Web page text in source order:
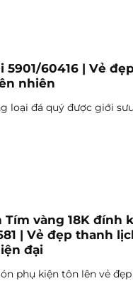
5901/60416 | Vẻ
nhiên
loại đá quý được giới
Tím vàng 18K đính
| Vẻ đẹp thanh
đại
phụ kiện tôn lên vẻ đẹp